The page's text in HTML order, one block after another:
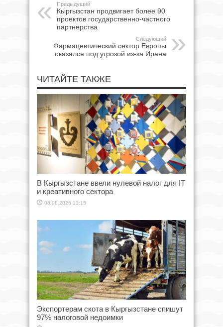
Предыдущий
Кыргызстан продвигает более 90
проектов государственно-частного
партнерства
Следующий
Фармацевтический сектор Европы
оказался под угрозой из-за Ирана
ЧИТАЙТЕ ТАКЖЕ
В Кыргызстане ввели нулевой налог для IT
и креативного сектора
08.08.2026 11:15
Экспортерам скота в Кыргызстане спишут
97% налоговой недоимки